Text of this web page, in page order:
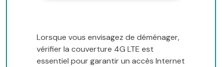
Lorsque vous envisagez de déménager,
vérifier la couverture 4G LTE est
essentiel pour garantir un accès Internet